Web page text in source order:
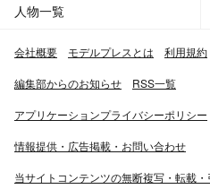
人物一覧
会社概要 モデルプレスとは 利用規約
編集部からのお知らせ RSS一覧
アプリケーションプライバシーポリシー
情報提供・広告掲載・お問い合わせ
当サイトコンテンツの無断複写・転載